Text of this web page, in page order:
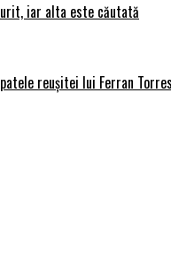
iar alta este căutată
reușitei lui Ferran